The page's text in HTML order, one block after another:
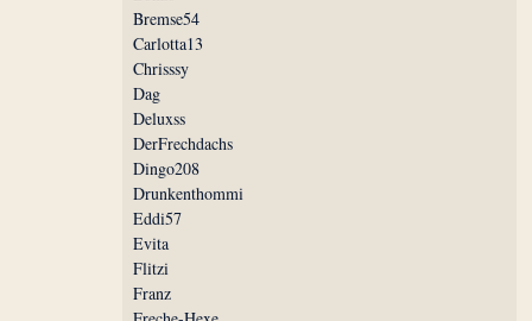
Bremse54
Carlotta13
Chrisssy
Dag
Deluxss
DerFrechdachs
Dingo208
Drunkenthommi
Eddi57
Evita
Flitzi
Franz